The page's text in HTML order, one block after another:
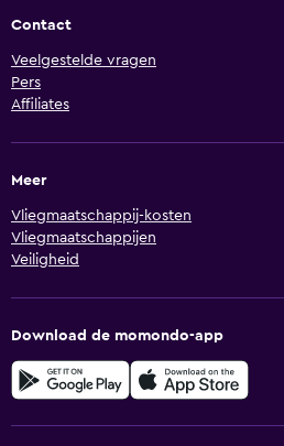
Contact
Veelgestelde vragen
Pers
Affiliates
Meer
Vliegmaatschappij-kosten
Vliegmaatschappijen
Veiligheid
Download de momondo-app